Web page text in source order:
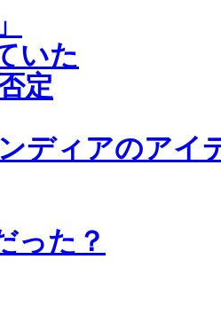
いた
定
ディアのアイ
った？